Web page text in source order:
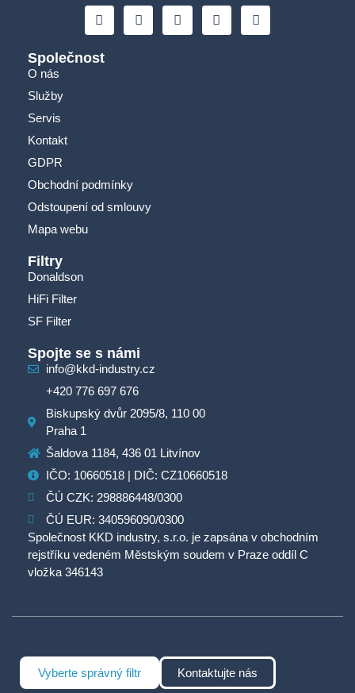
Společnost
O nás
Služby
Servis
Kontakt
GDPR
Obchodní podmínky
Odstoupení od smlouvy
Mapa webu
Filtry
Donaldson
HiFi Filter
SF Filter
Spojte se s námi
info@kkd-industry.cz
+420 776 697 676
Biskupský dvůr 2095/8, 110 00
Praha 1
Šaldova 1184, 436 01 Litvínov
IČO: 10660518 | DIČ: CZ10660518
ČÚ CZK: 298886448/0300
ČÚ EUR: 340596090/0300
Společnost KKD industry, s.r.o. je zapsána v obchodním
rejstříku vedeném Městským soudem v Praze oddíl C
vložka 346143
Vyberte správný filtr Kontaktujte nás